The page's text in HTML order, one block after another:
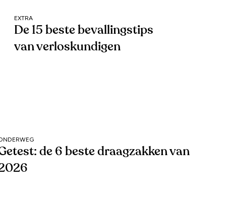
EXTRA
De 15 beste bevallingstips
van verloskundigen
de 6 beste draagzakken van